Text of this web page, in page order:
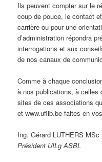
Ils peuvent compter sur le
coup de pouce, le contact
carrière ou pour une
d’administration répondra
interrogations et aux
de nos canaux de
Comme à chaque
à nos publications, à celles
sites de ces associations
et www.ufiib.be faites en
Ing. Gérard LUTHERS MSc
Président UILg ASBL